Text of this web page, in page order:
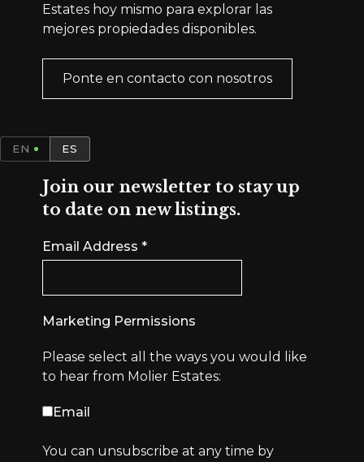
Estates hoy mismo para explorar las
mejores propiedades disponibles.
Ponte en contacto con nosotros
EN ES
Join our newsletter to stay up
to date on new listings.
Email Address*
Marketing Permissions
Please select all the ways you would like
to hear from Molier Estates:
Email
You can unsubscribe at any time by